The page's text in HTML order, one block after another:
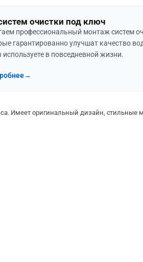
очистки под ключ
профессиональный монтаж систем
гарантированно улучшат качество
в повседневной жизни.
→
Имеет оригинальный дизайн, стильные